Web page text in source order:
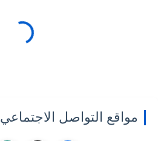
مواقع التواصل الاجتماعي